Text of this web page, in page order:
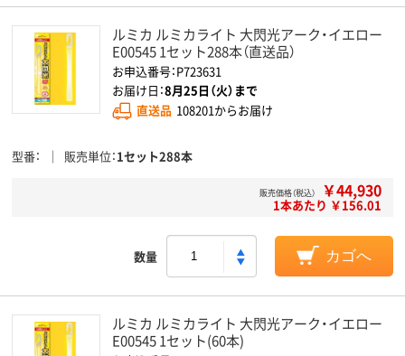
ルミカ ルミカライト 大閃光アーク・イエロー
E00545 1セット288本（直送品）
お申込番号：P723631
お届け日：8月25日（火）まで
直送品 108201からお届け
型番 販売単位 1セット288本
販売価格（税込） ￥44,930
1本あたり ￥156.01
数量 カゴへ
ルミカ ルミカライト 大閃光アーク・イエロー
E00545 1セット(60本)